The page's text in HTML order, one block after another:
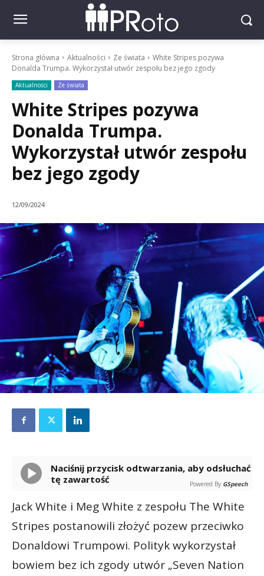
Strona główna Aktualności Ze świata
White Stripes pozywa
Donalda Trumpa. Wykorzystał utwór zespołu bez jego zgody
Aktualności Ze świata
White Stripes pozywa
Donalda Trumpa.
Wykorzystał utwór zespołu
bez jego zgody
12/09/2024
Naciśnij przycisk odtwarzania, aby odsłuchać
tę zawartość
Powered By GSpeech
Jack White i Meg White z zespołu The White
Stripes postanowili złożyć pozew przeciwko
Donaldowi Trumpowi. Polityk wykorzystał
bowiem bez ich zgody utwór „Seven Nation